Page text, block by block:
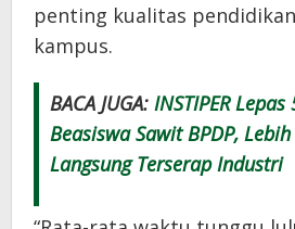
penting kualitas
kampus.
BACA JUGA: INSTIPER
Beasiswa Sawit BPDP,
Langsung Terserap Industri